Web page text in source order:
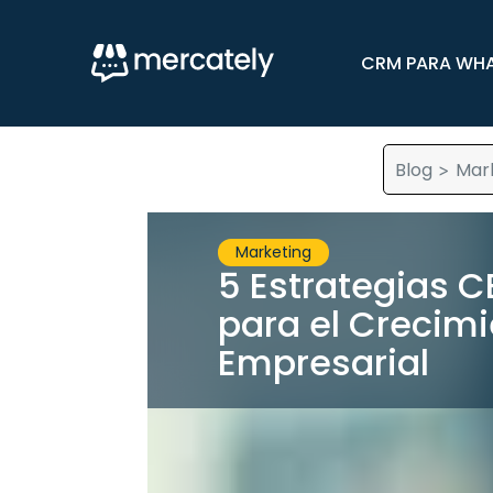
CRM PARA
Blog >
Marketing
5 Estrategias
para el
Empresarial